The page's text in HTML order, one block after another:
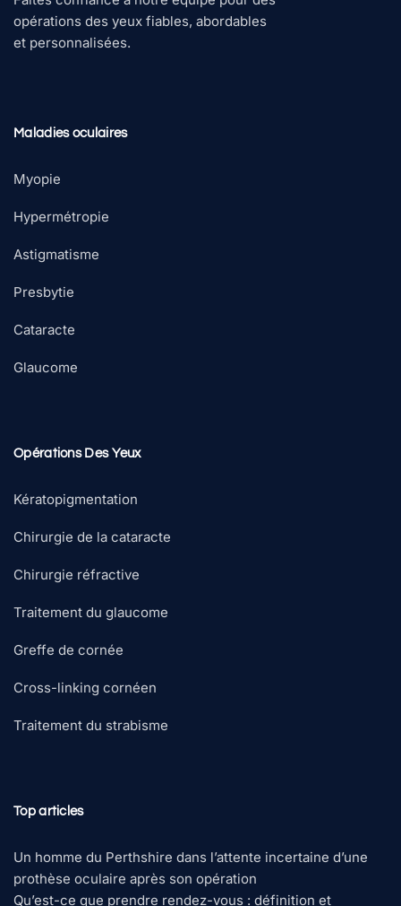
opérations des yeux fiables, abordables
et personnalisées.
Maladies oculaires
Myopie
Hypermétropie
Astigmatisme
Presbytie
Cataracte
Glaucome
Opérations Des Yeux
Kératopigmentation
Chirurgie de la cataracte
Chirurgie réfractive
Traitement du glaucome
Greffe de cornée
Cross-linking cornéen
Traitement du strabisme
Top articles
Un homme du Perthshire dans l’attente incertaine d’une
prothèse oculaire après son opération
Qu’est-ce que prendre rendez-vous : définition et